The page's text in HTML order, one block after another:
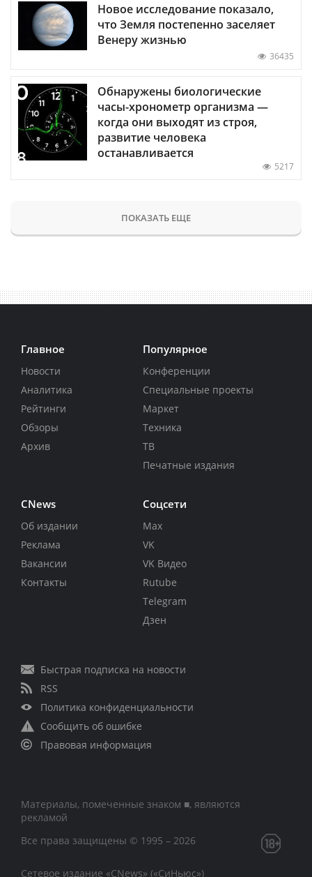
Новое исследование показало,
что Земля постепенно заселяет
Венеру жизнью
36435
Обнаружены биологические
часы-хронометр организма —
когда они выходят из строя,
развитие человека
останавливается
5217
ПОКАЗАТЬ ЕЩЕ
Главное
Новости
Аналитика
Рейтинги
Обзоры
Архив
Популярное
Конференции
Специальные проекты
Маркет
Техника
ТВ
Печатные издания
CNews
Об издании
Реклама
Вакансии
Контакты
Соцсети
Max
VK
VK Видео
Rutube
Telegram
Дзен
Быстрая подписка на новости
RSS
Политика конфиденциальности
Сообщить об ошибке
Правовая информация
Материалы, помеченные знаком ■, являются
рекламой
Все права защищены © 1995 – 2026
Сетевое издание «CNews» («СиНьюс»)